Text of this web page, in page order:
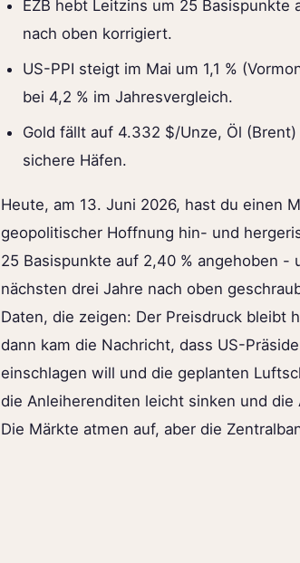
EZB hebt Leitzins um 25
nach oben korrigiert.
US-PPI steigt im Mai um 1,1 %
bei 4,2 % im Jahresvergleich.
Gold fällt auf 4.332 $/Unze, Öl
sichere Häfen.
Heute, am 13. Juni 2026, hast du einen
geopolitischer Hoffnung hin- und
25 Basispunkte auf 2,40 % angehoben
nächsten drei Jahre nach oben
Daten, die zeigen: Der Preisdruck bleibt
dann kam die Nachricht, dass US-
einschlagen will und die geplanten
die Anleiherenditen leicht sinken und
Die Märkte atmen auf, aber die